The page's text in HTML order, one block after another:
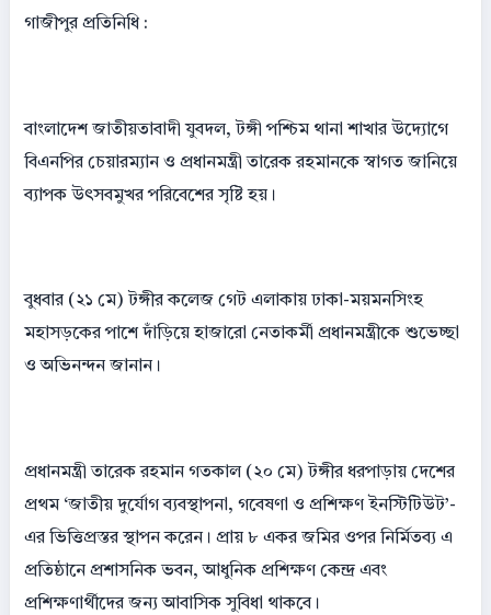
গাজীপুর প্রতিনিধি :
বাংলাদেশ জাতীয়তাবাদী যুবদল, টঙ্গী পশ্চিম থানা শাখার উদ্যোগে
বিএনপির চেয়ারম্যান ও প্রধানমন্ত্রী তারেক রহমানকে স্বাগত জানিয়ে
ব্যাপক উৎসবমুখর পরিবেশের সৃষ্টি হয়।
বুধবার (২১ মে) টঙ্গীর কলেজ গেট এলাকায় ঢাকা-ময়মনসিংহ
মহাসড়কের পাশে দাঁড়িয়ে হাজারো নেতাকর্মী প্রধানমন্ত্রীকে শুভেচ্ছা
ও অভিনন্দন জানান।
প্রধানমন্ত্রী তারেক রহমান গতকাল (২০ মে) টঙ্গীর ধরপাড়ায় দেশের
প্রথম ‘জাতীয় দুর্যোগ ব্যবস্থাপনা, গবেষণা ও প্রশিক্ষণ ইনস্টিটিউট’-
এর ভিত্তিপ্রস্তর স্থাপন করেন। প্রায় ৮ একর জমির ওপর নির্মিতব্য এ
প্রতিষ্ঠানে প্রশাসনিক ভবন, আধুনিক প্রশিক্ষণ কেন্দ্র এবং
প্রশিক্ষণার্থীদের জন্য আবাসিক সুবিধা থাকবে।